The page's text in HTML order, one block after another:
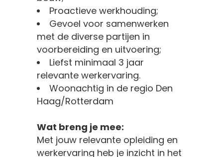
Proactieve werkhouding;
Gevoel voor samenwerken
met de diverse partijen in
voorbereiding en uitvoering;
Liefst minimaal 3 jaar
relevante werkervaring.
Woonachtig in de regio Den
Haag/Rotterdam
Wat breng je mee:
Met jouw relevante opleiding en
werkervaring heb je inzicht in het